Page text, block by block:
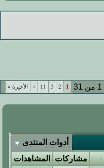
1
2
3
11
> الأخيرة »
أدوات المنتدى
مشاركات المشاهدات